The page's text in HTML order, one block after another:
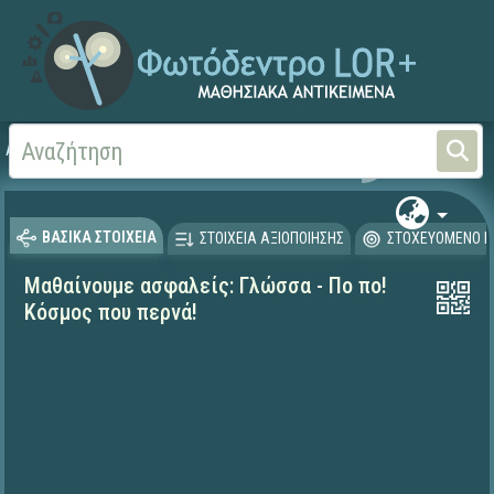
Αρχική Μαθαίνουμε στο Σπίτι
ΒΑΣΙΚΑ ΣΤΟΙΧΕΙΑ ΣΤΟΙΧΕΙΑ ΑΞΙΟΠΟΙΗΣΗΣ ΣΤΟΧΕΥΟΜΕΝΟ
Μαθαίνουμε ασφαλείς: Γλώσσα - Πο πο!
Κόσμος που περνά!